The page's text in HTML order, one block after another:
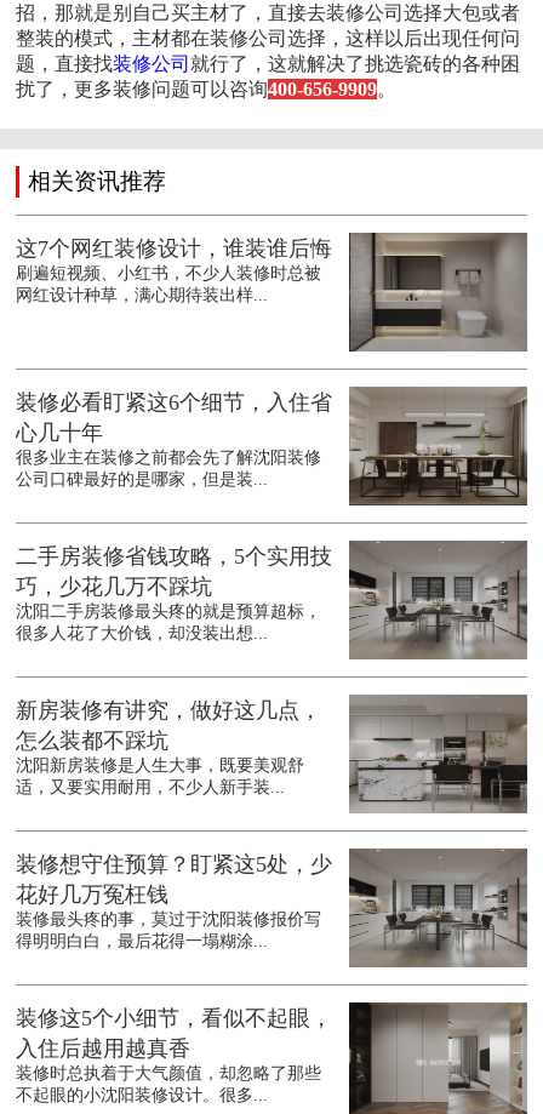
招，那就是别自己买主材了，直接去装修公司选择大包或者
整装的模式，主材都在装修公司选择，这样以后出现任何问
题，直接找装修公司 就行了，这就解决了挑选瓷砖的各种困
扰了，更多装修问题可以咨询400-656-9909。
相关资讯推荐
这7个网红装修设计，谁装谁后悔
刷遍短视频、小红书，不少人装修时总被
网红设计种草，满心期待装出样...
装修必看盯紧这6个细节，入住省
心几十年
很多业主在装修之前都会先了解沈阳装修
公司口碑最好的是哪家，但是装...
二手房装修省钱攻略，5个实用技
巧，少花几万不踩坑
沈阳二手房装修最头疼的就是预算超标，
很多人花了大价钱，却没装出想...
新房装修有讲究，做好这几点，
怎么装都不踩坑
沈阳新房装修是人生大事，既要美观舒
适，又要实用耐用，不少人新手装...
装修想守住预算？盯紧这5处，少
花好几万冤枉钱
装修最头疼的事，莫过于沈阳装修报价写
得明明白白，最后花得一塌糊涂...
装修这5个小细节，看似不起眼，
入住后越用越真香
装修时总执着于大气颜值，却忽略了那些
不起眼的小沈阳装修设计。很多...